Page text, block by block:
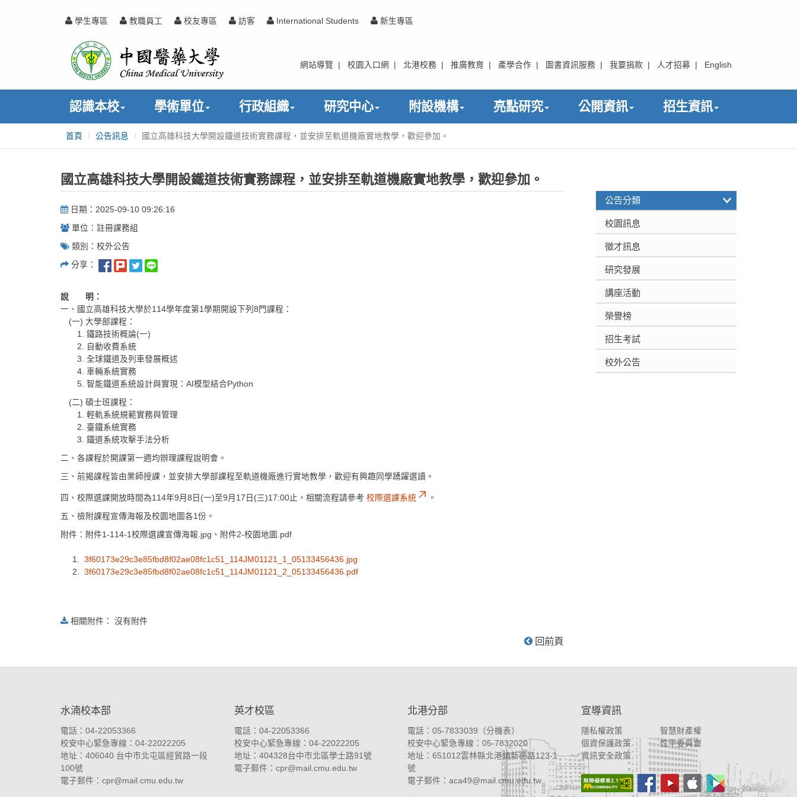
學生專區 教職員工 校友專區 訪客 International Students 新生專區
中
國
醫
藥
大
學
網站導覽 校園入口網 北港校務 推廣教育 產學合作 圖書資訊服務 我要捐款 人才招募 English
認識本校 學術單位 行政組織 研究中心 附設機構 亮點研究 公開資訊 招生資訊
首頁 公告訊息 國立高雄科技大學開設鐵道技術實務課程，並安排至軌道機廠實地教學，歡迎參加。
國立高雄科技大學開設鐵道技術實務課程，並安排至軌道機廠實地教學，歡迎參加。
日期：2025-09-10 09:26:16
單位：註冊課務組
類別：校外公告
分享：
說 明：
一、國立高雄科技大學於114學年度第1學期開設下列8門課程：
(一) 大學部課程：
1. 鐵路技術概論(一)
2. 自動收費系統
3. 全球鐵道及列車發展概述
4. 車輛系統實務
5. 智能鐵道系統設計與實現：AI模型結合Python
(二) 碩士班課程：
1. 輕軌系統規範實務與管理
2. 臺鐵系統實務
3. 鐵道系統攻擊手法分析
二、各課程於開課第一週均辦理課程說明會。
三、前揭課程皆由業師授課，並安排大學部課程至軌道機廠進行實地教學，歡迎有興趣同學踴躍選讀。
四、校際選課開放時間為114年9月8日(一)至9月17日(三)17:00止，相關流程請參考 校際選課系統 。
五、檢附課程宣傳海報及校園地圖各1份。
附件：附件1-114-1校際選課宣傳海報.jpg、附件2-校園地圖.pdf
1. 3f60173e29c3e85fbd8f02ae08fc1c51_114JM01121_1_05133456436.jpg
2. 3f60173e29c3e85fbd8f02ae08fc1c51_114JM01121_2_05133456436.pdf
相關附件： 沒有附件
回前頁
公告分類
校園訊息
徵才訊息
研究發展
講座活動
榮譽榜
招生考試
校外公告
水湳校本部
電話：04-22053366
校安中心緊急專線：04-22022205
地址： 406040 台中市北屯區經貿路一段
100號
電子郵件： cpr@mail.cmu.edu.tw
英才校區
電話：04-22053366
校安中心緊急專線：04-22022205
地址： 404328台中市北區學士路91號
電子郵件： cpr@mail.cmu.edu.tw
北港分部
電話：05-7833039（分機表）
校安中心緊急專線：05-7832020
地址： 651012雲林縣北港鎮新德路123-1
號
電子郵件： aca49@mail.cmu.edu.tw
宣導資訊
隱私權政策
智慧財產權
個資保護政策
性平委員會
資訊安全政策